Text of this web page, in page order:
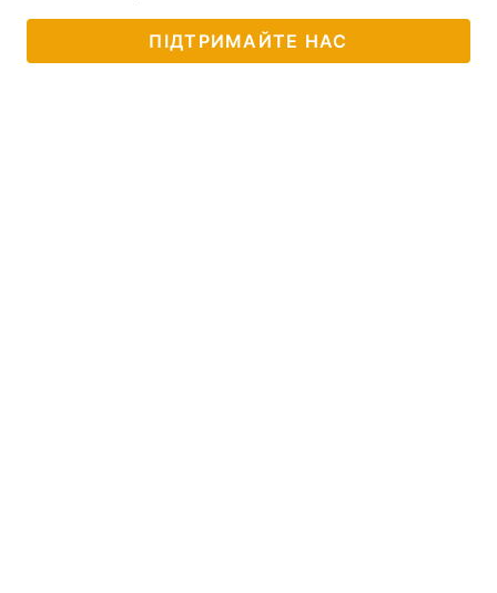
Спорт Наука
Техно і зв'язок Лайт
ПІДТРИМАЙТЕ НАС